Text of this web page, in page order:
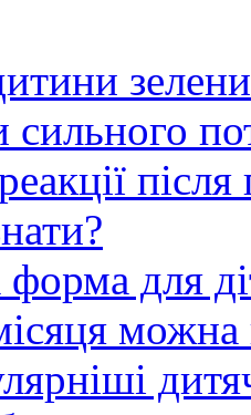
для
можна